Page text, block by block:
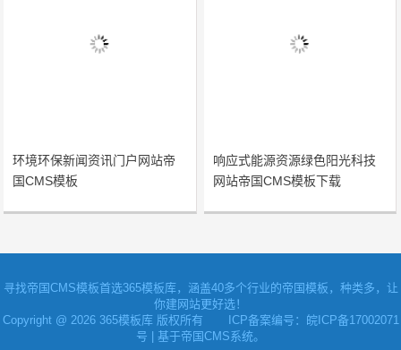
环境环保新闻资讯门户网站帝
国CMS模板
响应式能源资源绿色阳光科技
网站帝国CMS模板下载
寻找帝国CMS模板首选365模板库，涵盖40多个行业的帝国模板，种类多，让
你建网站更好选！
Copyright @ 2026 365模板库 版权所有
ICP备案编号：皖ICP备17002071
号 | 基于帝国CMS系统。